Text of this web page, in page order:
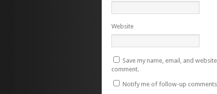
Website
Save my name, email, and
comment.
Notify me of follow-up